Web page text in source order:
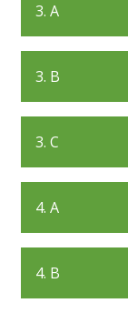
3. A
3. B
3. C
4. A
4. B